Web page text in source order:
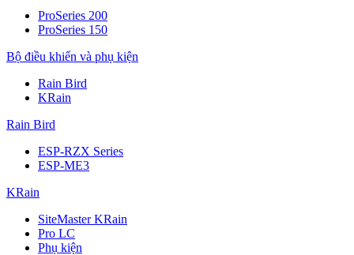
ProSeries 200
ProSeries 150
Bộ điều khiển và phụ kiện
Rain Bird
KRain
Rain Bird
ESP-RZX Series
ESP-ME3
KRain
SiteMaster KRain
Pro LC
Phụ kiện